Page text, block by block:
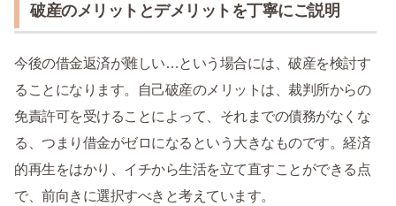
破産のメリットとデメリットを丁寧にご説明
今後の借金返済が難しい…という場合には、破産を検討す
ることになります。自己破産のメリットは、裁判所からの
免責許可を受けることによって、それまでの債務がなくな
る、つまり借金がゼロになるという大きなものです。経済
的再生をはかり、イチから生活を立て直すことができる点
で、前向きに選択すべきと考えています。